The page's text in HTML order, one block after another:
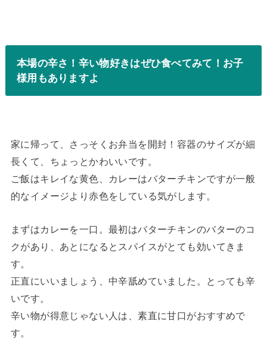
本場の辛さ！辛い物好きはぜひ食べてみて！お子
様用もありますよ
家に帰って、さっそくお弁当を開封！容器のサイズが細
長くて、ちょっとかわいいです。
ご飯はキレイな黄色、カレーはバターチキンですが一般
的なイメージより赤色をしている気がします。
まずはカレーを一口。最初はバターチキンのバターのコ
クがあり、あとになるとスパイスがとても効いてきま
す。
正直にいいましょう、中辛舐めていました。とっても辛
いです。
辛い物が得意じゃない人は、素直に甘口がおすすめで
す。